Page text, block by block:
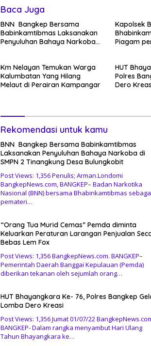
Baca Juga
BNN Bangkep Bersama
Babinkamtibmas Laksanakan
Penyuluhan Bahaya Narkoba
Kapolsek
Piagam
Km Nelayan Temukan Warga
Kalumbatan Yang Hilang
Melaut di Perairan Kampangar
HUT
Polres
Dero
Rekomendasi untuk kamu
BNN Bangkep Bersama Babinkamtibmas
Laksanakan Penyuluhan Bahaya Narkoba di
SMPN 2 Tinangkung Desa Bulungkobit
Post Views: 1,356 Penulis; Arman.Londomi
BangkepNews.com, BANGKEP– Badan Narkotika
Nasional (BNN) bersama Bhabinkamtibmas
pemateri…
“Orang Tua Murid Cemas” Pemda diminta
Keluarkan Peraturan Larangan Penjualan
Bebas Lem Fox
Post Views: 1,356 BangkepNews.com. BANGKEP–
Pemerintah Daerah Banggai Kepulauan (Pemda)
diberikan tekanan oleh sejumlah orang…
HUT Bhayangkara Ke- 76, Polres Bangkep
Lomba Dero Kreasi
Post Views: 1,356 Jumat 01/07/22
BANGKEP- Dalam rangka menyambut Hari Ulang
Tahun Bhayangkara ke…